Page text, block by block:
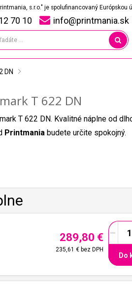
s.r.o." je spolufinancovaný Európskou
70 10 info@printmania.sk
DN
T 622 DN
T 622 DN. Kvalitné náplne od
Printmania budete určite spokojný.
289,80 €
235,61 €bez DPH
-
Do